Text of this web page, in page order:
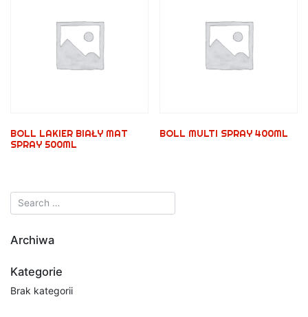
BOLL LAKIER BIAŁY MAT
SPRAY 500ML
BOLL MULTI SPRAY 400ML
Archiwa
Kategorie
Brak kategorii